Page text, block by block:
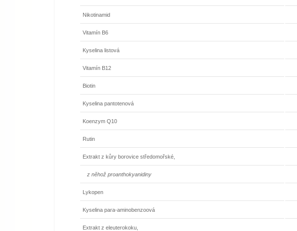
Nikotinamid
Vitamín В6
Kyselina listová
Vitamín В12
Biotin
Kyselina pantotenová
Koenzym Q10
Rutin
Extrakt z kůry borovice středomořské,
z něhož proanthokyanidiny
Lykopen
Kyselina para-aminobenzoová
Extrakt z eleuterokoku,